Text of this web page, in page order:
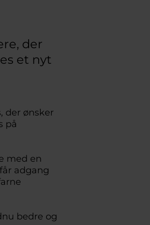
der
et nyt
der ønsker
på
med en
adgang
bedre og